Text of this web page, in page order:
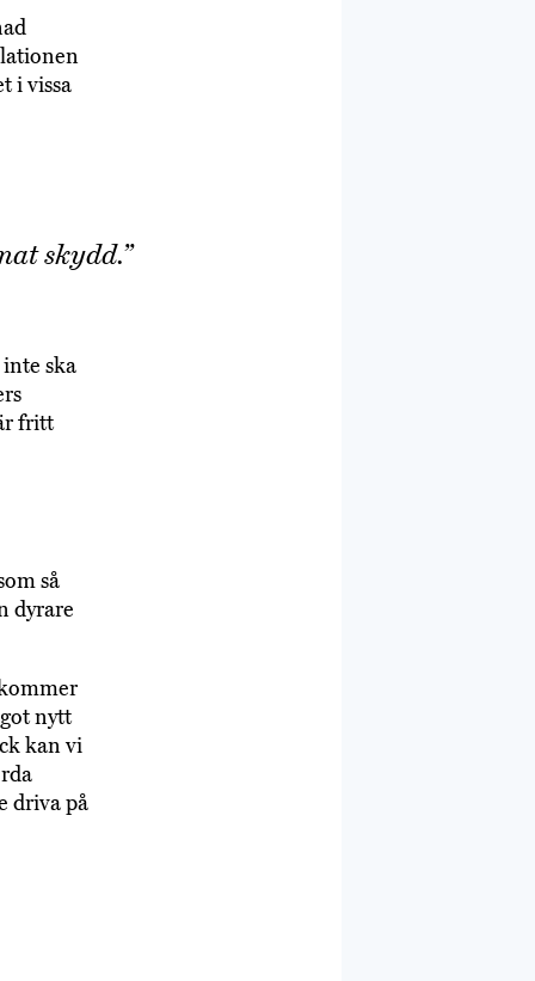
i vissa
skydd.”
ska
fritt
så
dyrare
nytt
kan vi
driva på